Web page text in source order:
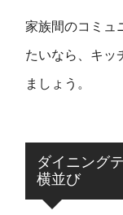
家族間のコミュ
たいなら、キッ
ましょう。
ダイニング
横並び